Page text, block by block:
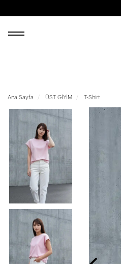
Ana Sayfa ÜST GİYİM T-Shirt